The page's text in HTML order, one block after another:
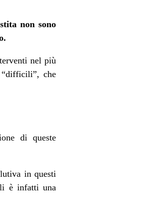
non sono
nel più
“difficili”, che
di queste
in questi
è infatti una